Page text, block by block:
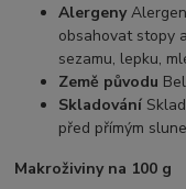
Alergeny
obsahovat stopy
sezamu, lepku,
Země původu
Skladování
před přímým
Makroživiny na 100 g